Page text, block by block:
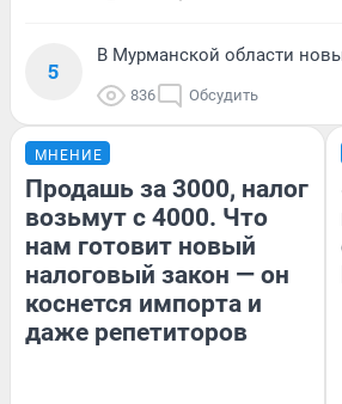
5
В Мурманской области
836 Обсудить
МНЕНИЕ
Продашь за 3000, налог
возьмут с 4000. Что
нам готовит новый
налоговый закон — он
коснется импорта и
даже репетиторов